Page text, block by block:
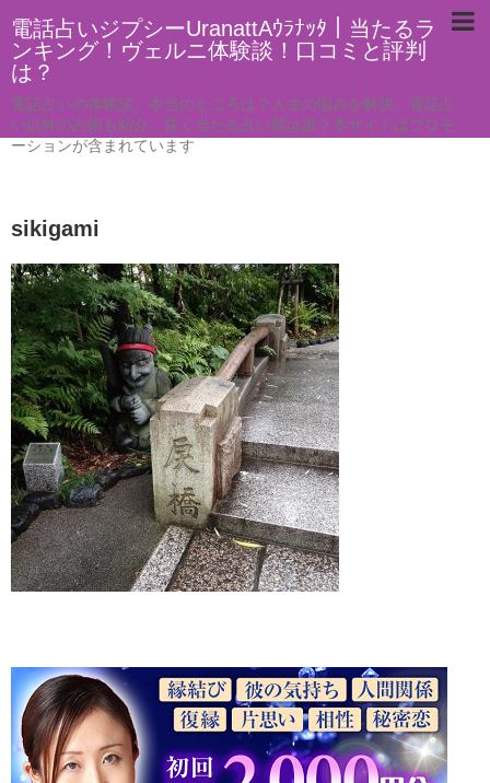
電話占いジプシーUranattAｳﾗﾅｯﾀ｜当たるラ
ンキング！ヴェルニ体験談！口コミと評判
は？
電話占いの体験談。本当のところは？人生の悩みを解決。電話占
い以外の占術も紹介。良く当たる占い師は誰？本サイトはプロモ
ーションが含まれています
sikigami